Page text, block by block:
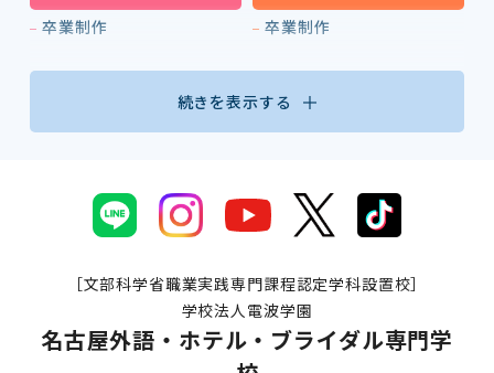
卒業制作
卒業制作
続きを表示する
［文部科学省職業実践専門課程認定学科設置校］
学校法人電波学園
名古屋外語・ホテル・ブライダル専門学